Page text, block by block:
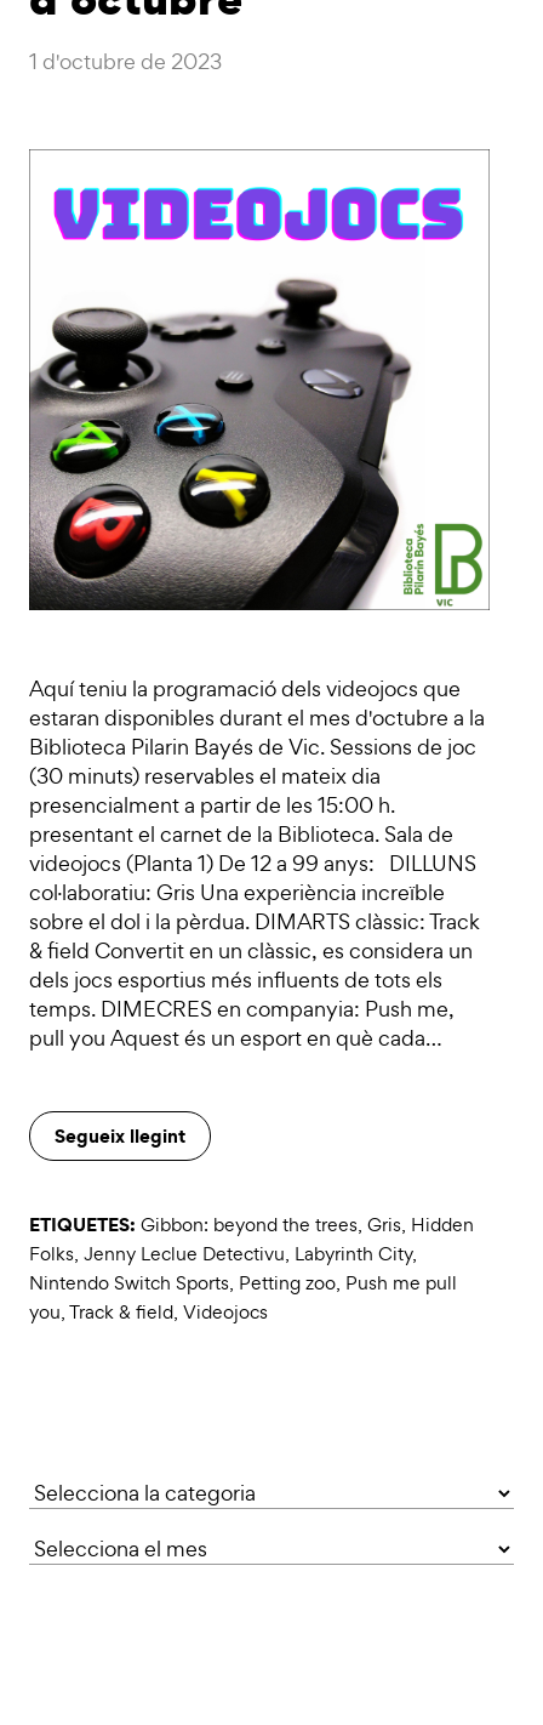
1 d'octubre de 2023
Aquí teniu la programació dels videojocs que
estaran disponibles durant el mes d'octubre a la
Biblioteca Pilarin Bayés de Vic. Sessions de joc
(30 minuts) reservables el mateix dia
presencialment a partir de les 15:00 h.
presentant el carnet de la Biblioteca. Sala de
videojocs (Planta 1) De 12 a 99 anys: DILLUNS
col·laboratiu: Gris Una experiència increïble
sobre el dol i la pèrdua. DIMARTS clàssic: Track
& field Convertit en un clàssic, es considera un
dels jocs esportius més influents de tots els
temps. DIMECRES en companyia: Push me,
pull you Aquest és un esport en què cada…
Segueix llegint
ETIQUETES: Gibbon: beyond the trees, Gris, Hidden
Folks, Jenny Leclue Detectivu, Labyrinth City,
Nintendo Switch Sports, Petting zoo, Push me pull
you,Track & field, Videojocs
Categories